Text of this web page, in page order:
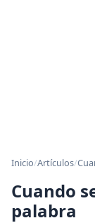
Inicio/Artículos/
Cuando
palabra